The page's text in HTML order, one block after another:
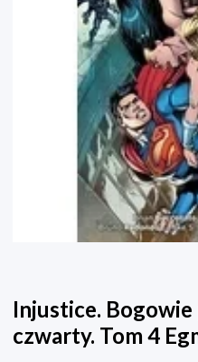
Injustice. Bogowie
czwarty. Tom 4